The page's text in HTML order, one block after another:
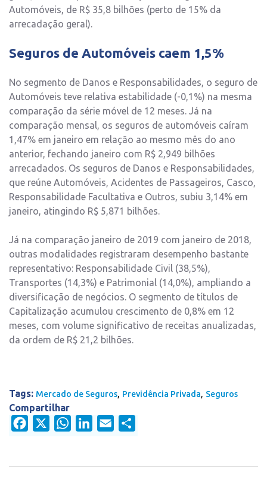
Automóveis, de R$ 35,8 bilhões (perto de 15% da
arrecadação geral).
Seguros de Automóveis caem 1,5%
No segmento de Danos e Responsabilidades, o seguro de
Automóveis teve relativa estabilidade (-0,1%) na mesma
comparação da série móvel de 12 meses. Já na
comparação mensal, os seguros de automóveis caíram
1,47% em janeiro em relação ao mesmo mês do ano
anterior, fechando janeiro com R$ 2,949 bilhões
arrecadados. Os seguros de Danos e Responsabilidades,
que reúne Automóveis, Acidentes de Passageiros, Casco,
Responsabilidade Facultativa e Outros, subiu 3,14% em
janeiro, atingindo R$ 5,871 bilhões.
Já na comparação janeiro de 2019 com janeiro de 2018,
outras modalidades registraram desempenho bastante
representativo: Responsabilidade Civil (38,5%),
Transportes (14,3%) e Patrimonial (14,0%), ampliando a
diversificação de negócios. O segmento de títulos de
Capitalização acumulou crescimento de 0,8% em 12
meses, com volume significativo de receitas anualizadas,
da ordem de R$ 21,2 bilhões.
Tags: Mercado de Seguros, Previdência Privada, Seguros
Compartilhar
Facebook
WhatsAppLinkedIn
Email